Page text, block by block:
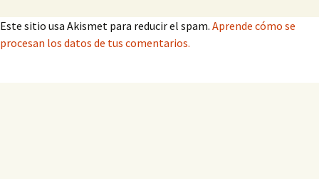
Este sitio usa Akismet para reducir el spam. Aprende cómo se
procesan los datos de tus comentarios.